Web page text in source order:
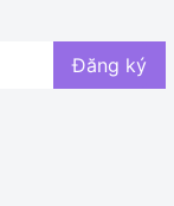
Đăng ký